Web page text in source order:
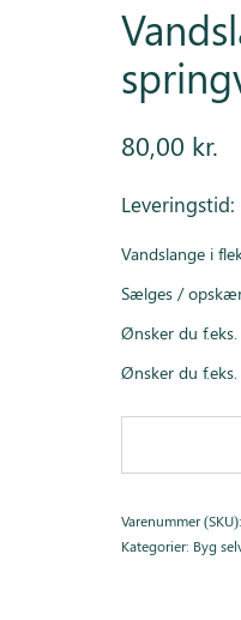
80,00 kr.
Vandslange i
Sælges /
Ønsker du
Ønsker du
Varenummer (SKU):
Kategorier: Byg